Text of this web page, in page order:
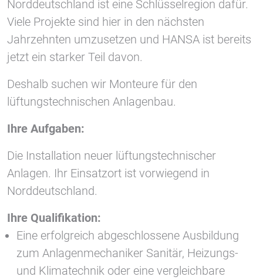
Norddeutschland ist eine Schlüsselregion dafür.
Viele Projekte sind hier in den nächsten
Jahrzehnten umzusetzen und HANSA ist bereits
jetzt ein starker Teil davon.
Deshalb suchen wir Monteure für den
lüftungstechnischen Anlagenbau.
Ihre Aufgaben:
Die Installation neuer lüftungstechnischer
Anlagen. Ihr Einsatzort ist vorwiegend in
Norddeutschland.
Ihre Qualifikation:
Eine erfolgreich abgeschlossene Ausbildung
zum Anlagenmechaniker Sanitär, Heizungs-
und Klimatechnik oder eine vergleichbare